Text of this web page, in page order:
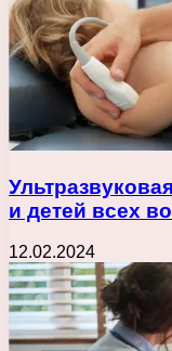
и детей всех
12.02.2024